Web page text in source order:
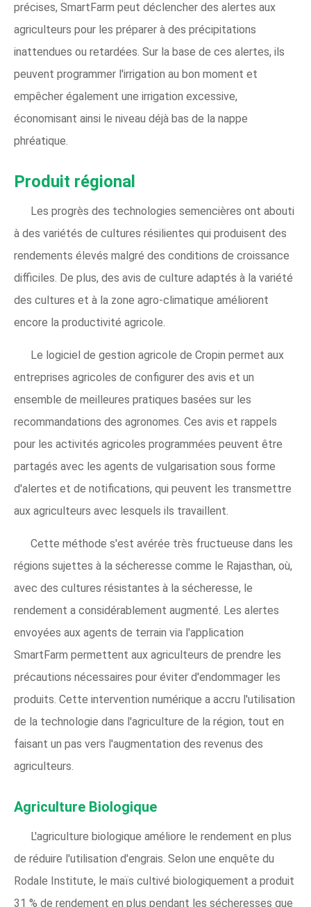
précises, SmartFarm peut déclencher des alertes aux
agriculteurs pour les préparer à des précipitations
inattendues ou retardées. Sur la base de ces alertes, ils
peuvent programmer l'irrigation au bon moment et
empêcher également une irrigation excessive,
économisant ainsi le niveau déjà bas de la nappe
phréatique.
Produit régional
Les progrès des technologies semencières ont abouti
à des variétés de cultures résilientes qui produisent des
rendements élevés malgré des conditions de croissance
difficiles. De plus, des avis de culture adaptés à la variété
des cultures et à la zone agro-climatique améliorent
encore la productivité agricole.
Le logiciel de gestion agricole de Cropin permet aux
entreprises agricoles de configurer des avis et un
ensemble de meilleures pratiques basées sur les
recommandations des agronomes. Ces avis et rappels
pour les activités agricoles programmées peuvent être
partagés avec les agents de vulgarisation sous forme
d'alertes et de notifications, qui peuvent les transmettre
aux agriculteurs avec lesquels ils travaillent.
Cette méthode s'est avérée très fructueuse dans les
régions sujettes à la sécheresse comme le Rajasthan, où,
avec des cultures résistantes à la sécheresse, le
rendement a considérablement augmenté. Les alertes
envoyées aux agents de terrain via l'application
SmartFarm permettent aux agriculteurs de prendre les
précautions nécessaires pour éviter d'endommager les
produits. Cette intervention numérique a accru l'utilisation
de la technologie dans l'agriculture de la région, tout en
faisant un pas vers l'augmentation des revenus des
agriculteurs.
Agriculture Biologique
L'agriculture biologique améliore le rendement en plus
de réduire l'utilisation d'engrais. Selon une enquête du
Rodale Institute, le maïs cultivé biologiquement a produit
31 % de rendement en plus pendant les sécheresses que